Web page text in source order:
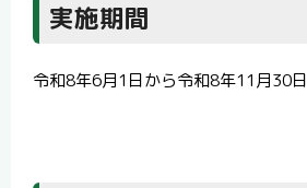
実施期間
令和8年6月1日から令和8年11月30日